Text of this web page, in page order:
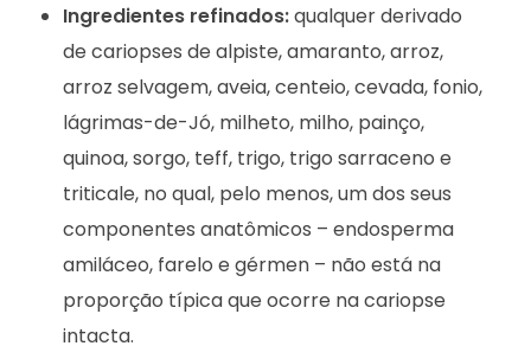
Ingredientes refinados:qualquer derivado
de cariopses de alpiste, amaranto, arroz,
arroz selvagem, aveia, centeio, cevada, fonio,
lágrimas-de-Jó, milheto, milho, painço,
quinoa, sorgo, teff, trigo, trigo sarraceno e
triticale, no qual, pelo menos, um dos seus
componentes anatômicos – endosperma
amiláceo, farelo e gérmen – não está na
proporção típica que ocorre na cariopse
intacta.